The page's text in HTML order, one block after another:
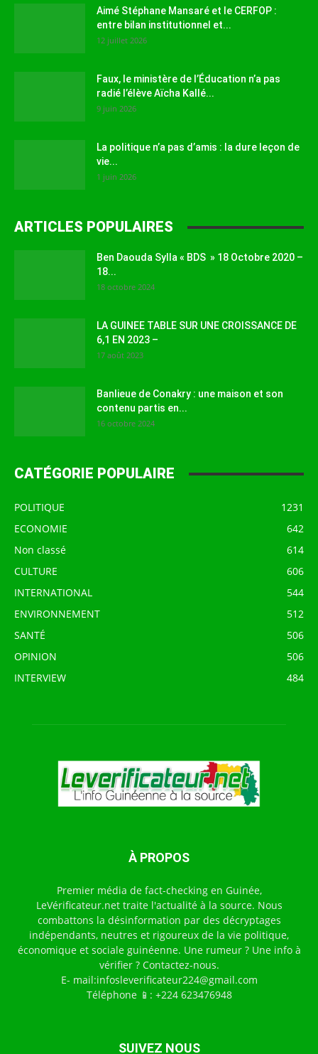
Aimé Stéphane Mansaré et le CERFOP :
entre bilan institutionnel et...
12 juillet 2026
Faux, le ministère de l’Éducation n’a pas
radié l’élève Aïcha Kallé...
9 juin 2026
La politique n’a pas d’amis : la dure leçon de
vie...
1 juin 2026
ARTICLES POPULAIRES
Ben Daouda Sylla « BDS » 18 Octobre 2020 –
18...
18 octobre 2024
LA GUINEE TABLE SUR UNE CROISSANCE DE
6,1 EN 2023 –
17 août 2023
Banlieue de Conakry : une maison et son
contenu partis en...
16 octobre 2024
CATÉGORIE POPULAIRE
POLITIQUE
1231
ECONOMIE
642
Non classé
614
CULTURE
606
INTERNATIONAL
544
ENVIRONNEMENT
512
SANTÉ
506
OPINION
506
INTERVIEW
484
À PROPOS
Premier média de fact-checking en Guinée,
LeVérificateur.net traite l'actualité à la source. Nous
combattons la désinformation par des décryptages
indépendants, neutres et rigoureux de la vie politique,
économique et sociale guinéenne. Une rumeur ? Une info à
vérifier ? Contactez-nous.
E- mail:infosleverificateur224@gmail.com
Téléphone 📱: +224 623476948
SUIVEZ NOUS